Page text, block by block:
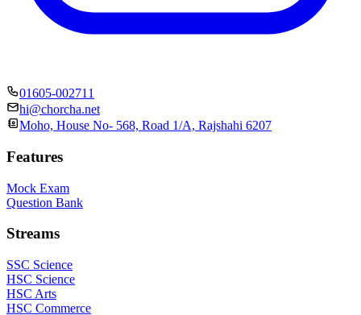
01605-002711
hi@chorcha.net
Moho, House No- 568, Road 1/A, Rajshahi 6207
Features
Mock Exam
Question Bank
Streams
SSC Science
HSC Science
HSC Arts
HSC Commerce